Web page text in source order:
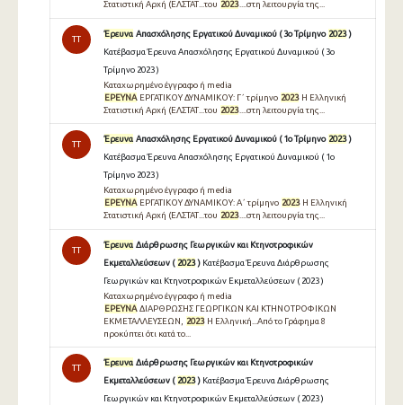
Στατιστική Αρχή (ΕΛΣΤΑΤ...του 2023....στη λειτουργία της...
TT
Έρευνα Απασχόλησης Εργατικού Δυναμικού ( 3ο Τρίμηνο 2023)
Κατέβασμα Έρευνα Απασχόλησης Εργατικού Δυναμικού ( 3ο
Τρίμηνο 2023 )
Καταχωρημένο έγγραφο ή media
ΕΡΕΥΝΑΕΡΓΑΤΙΚΟΥ ΔΥΝΑΜΙΚΟΥ: Γ΄ τρίμηνο 2023Η Ελληνική
Στατιστική Αρχή (ΕΛΣΤΑΤ...του 2023....στη λειτουργία της...
TT
Έρευνα Απασχόλησης Εργατικού Δυναμικού ( 1ο Τρίμηνο 2023)
Κατέβασμα Έρευνα Απασχόλησης Εργατικού Δυναμικού ( 1ο
Τρίμηνο 2023 )
Καταχωρημένο έγγραφο ή media
ΕΡΕΥΝΑΕΡΓΑΤΙΚΟΥ ΔΥΝΑΜΙΚΟΥ: Α΄ τρίμηνο 2023Η Ελληνική
Στατιστική Αρχή (ΕΛΣΤΑΤ...του 2023....στη λειτουργία της...
TT
Έρευνα Διάρθρωσης Γεωργικών και Κτηνοτροφικών
Εκμεταλλεύσεων ( 2023) Κατέβασμα Έρευνα Διάρθρωσης
Γεωργικών και Κτηνοτροφικών Εκμεταλλεύσεων ( 2023 )
Καταχωρημένο έγγραφο ή media
ΕΡΕΥΝΑΔΙΑΡΘΡΩΣΗΣ ΓΕΩΡΓΙΚΩΝ ΚΑΙ ΚΤΗΝΟΤΡΟΦΙΚΩΝ
ΕΚΜΕΤΑΛΛΕΥΣΕΩΝ,
2023Η Ελληνική...Από το Γράφημα 8
προκύπτει ότι κατά το...
TT
Έρευνα Διάρθρωσης Γεωργικών και Κτηνοτροφικών
Εκμεταλλεύσεων ( 2023) Κατέβασμα Έρευνα Διάρθρωσης
Γεωργικών και Κτηνοτροφικών Εκμεταλλεύσεων ( 2023 )